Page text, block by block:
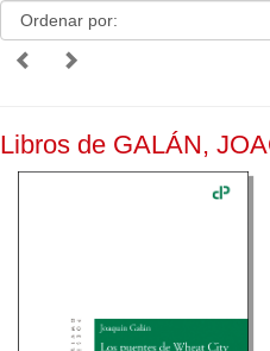
Libros de GALÁN,